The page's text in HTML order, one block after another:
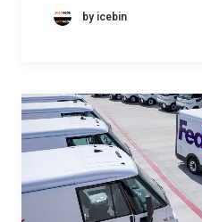
by icebin